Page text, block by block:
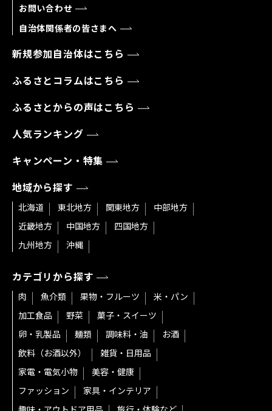
お問い合わせ
自治体関係者の皆さまへ
新規参加自治体はこちら
ふるさとコラムはこちら
ふるさとからの声はこちら
人気ランキング
キャンペーン・特集
地域から探す
北海道 東北地方 関東地方
中部地方
近畿地方
中国地方
四国地方
九州地方
沖縄
カテゴリから探す
肉 魚介類 果物・フルーツ
米・パン
加工食品
野菜
菓子・スイーツ
卵・乳製品
麺類 調味料・油
お酒
飲料（お酒以外）
雑貨・日用品
家電・電気小物
美容・健康
ファッション
家具・インテリア